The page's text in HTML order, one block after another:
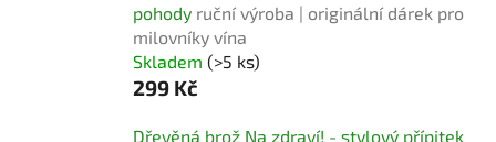
pohody ruční výroba | originální dárek pro
milovníky vína
Skladem (>5 ks)
299 Kč
Dřevěná brož Na zdraví! - stylový přípitek